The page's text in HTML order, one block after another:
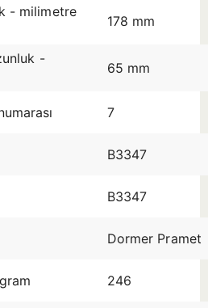
- milimetre
178 mm
-
65 mm
7
B3347
B3347
Dormer Pramet
246